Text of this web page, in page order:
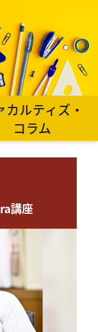
カルティズ・
コラム
講座